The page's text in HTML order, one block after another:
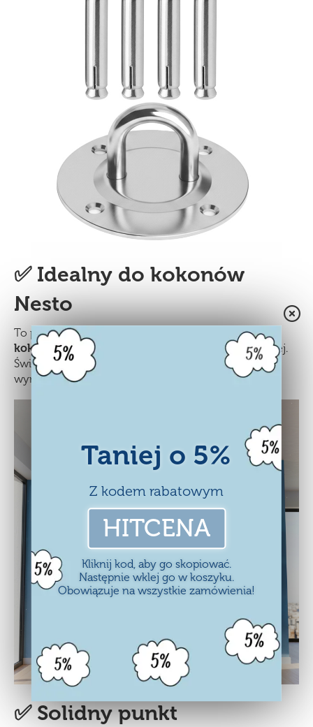
Taniej o 5%
Z kodem rabatowym
HITCENA
Kliknij kod, aby go skopiować.
Następnie wklej go w koszyku.
Obowiązuje na wszystkie zamówienia!
✅ Idealny do kokonów
Nesto
To praktyczny zestaw montażowy pasujący do
kokonów Nesto
, przygotowany w wersji pojedynczej.
Świetnie sprawdzi się wszędzie tam, gdzie kokon
wymaga jednego centralnego punktu zawieszenia.
✅ Solidny punkt